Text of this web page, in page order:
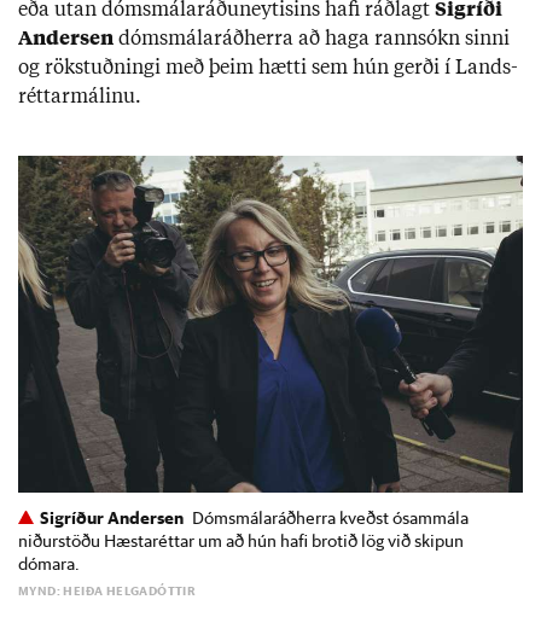
eða ut­an dóms­mála­ráðu­neyt­is­ins hafi ráðlagt Sig­ríði
And­er­sen dóms­mála­ráð­herra að haga rann­sókn sinni
og rök­stuðn­ingi með þeim hætti sem hún gerði í Lands­
rétt­ar­mál­inu.
Sigríður Andersen Dómsmálaráðherra kveðst ósammála
niðurstöðu Hæstaréttar um að hún hafi brotið lög við skipun
dómara.
MYND: HEIÐA HELGADÓTTIR